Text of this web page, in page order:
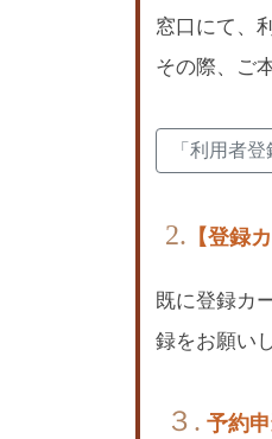
窓口にて、
その際、ご
「利用者
2. 【登録
既に登録カ
録をお願い
３. 予約